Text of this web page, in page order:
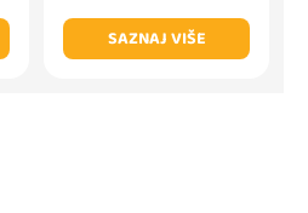
SAZNAJ VIŠE